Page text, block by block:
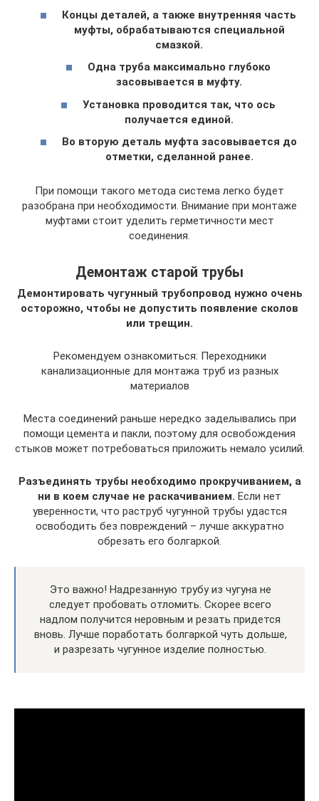
Концы деталей, а также внутренняя часть
муфты, обрабатываются специальной
смазкой.
Одна труба максимально глубоко
засовывается в муфту.
Установка проводится так, что ось
получается единой.
Во вторую деталь муфта засовывается до
отметки, сделанной ранее.
При помощи такого метода система легко будет
разобрана при необходимости. Внимание при монтаже
муфтами стоит уделить герметичности мест
соединения.
Демонтаж старой трубы
Демонтировать чугунный трубопровод нужно очень
осторожно, чтобы не допустить появление сколов
или трещин.
Рекомендуем ознакомиться: Переходники
канализационные для монтажа труб из разных
материалов
Места соединений раньше нередко заделывались при
помощи цемента и пакли, поэтому для освобождения
стыков может потребоваться приложить немало усилий.
Разъединять трубы необходимо прокручиванием, а
ни в коем случае не раскачиванием. Если нет
уверенности, что раструб чугунной трубы удастся
освободить без повреждений – лучше аккуратно
обрезать его болгаркой.
Это важно! Надрезанную трубу из чугуна не
следует пробовать отломить. Скорее всего
надлом получится неровным и резать придется
вновь. Лучше поработать болгаркой чуть дольше,
и разрезать чугунное изделие полностью.